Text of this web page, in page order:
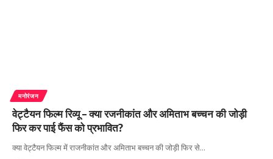
मनोरंजन
वेट्टैयन फिल्म रिव्यू – क्या रजनीकांत और अमिताभ बच्चन की जोड़ी
फिर कर पाई फैंस को प्रभावित?
क्या वेट्टैयन फिल्म में राजनीकांत और अमिताभ बच्चन की जोड़ी फिर से…